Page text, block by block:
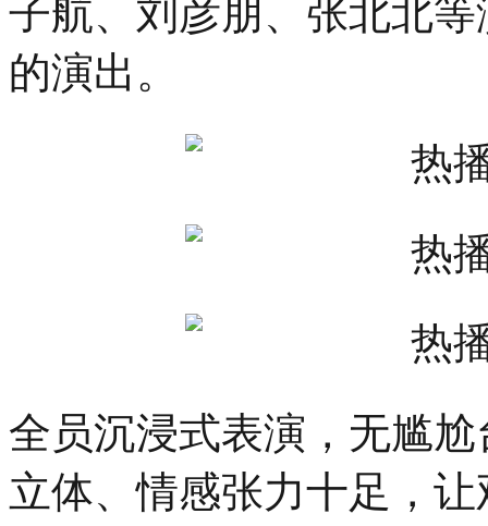
子航、刘彦朋、张北北
的演出。
全员沉浸式表演，无尴
立体、情感张力十足，